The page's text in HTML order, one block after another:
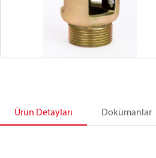
Ürün Detayları Dokümanlar